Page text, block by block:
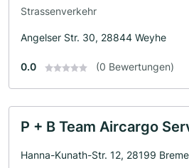
Strassenverkehr
Angelser Str. 30, 28844 Weyhe
0.0 (0 Bewertungen)
P + B Team Aircargo
Hanna-Kunath-Str. 12, 28199